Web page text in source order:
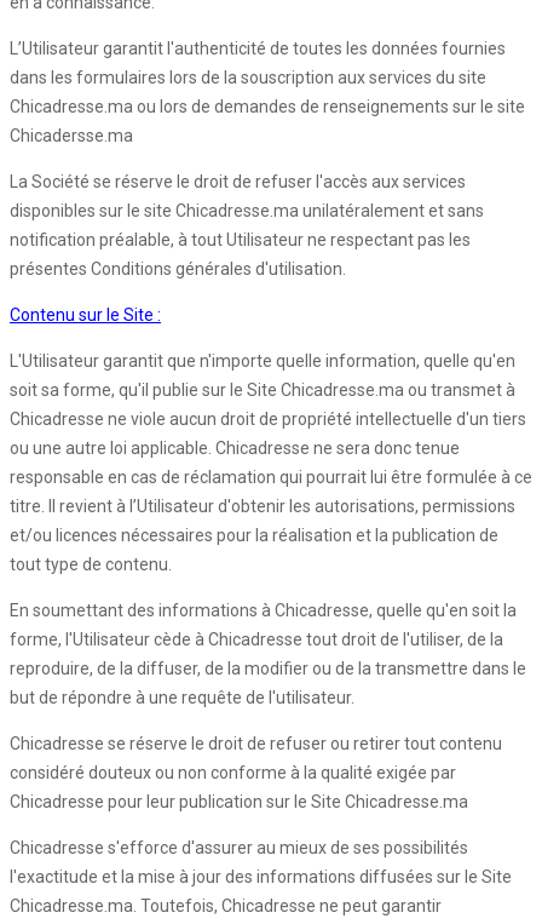
L’Utilisateur garantit l'authenticité de toutes les données fournies
dans les formulaires lors de la souscription aux services du site
Chicadresse.ma ou lors de demandes de renseignements sur le site
Chicadersse.ma
La Société se réserve le droit de refuser l'accès aux services
disponibles sur le site Chicadresse.ma unilatéralement et sans
notification préalable, à tout Utilisateur ne respectant pas les
présentes Conditions générales d'utilisation.
Contenu sur le Site :
L'Utilisateur garantit que n'importe quelle information, quelle qu'en
soit sa forme, qu'il publie sur le Site Chicadresse.ma ou transmet à
Chicadresse ne viole aucun droit de propriété intellectuelle d'un tiers
ou une autre loi applicable. Chicadresse ne sera donc tenue
responsable en cas de réclamation qui pourrait lui être formulée à ce
titre. Il revient à l’Utilisateur d'obtenir les autorisations, permissions
et/ou licences nécessaires pour la réalisation et la publication de
tout type de contenu.
En soumettant des informations à Chicadresse, quelle qu'en soit la
forme, l'Utilisateur cède à Chicadresse tout droit de l'utiliser, de la
reproduire, de la diffuser, de la modifier ou de la transmettre dans le
but de répondre à une requête de l'utilisateur.
Chicadresse se réserve le droit de refuser ou retirer tout contenu
considéré douteux ou non conforme à la qualité exigée par
Chicadresse pour leur publication sur le Site Chicadresse.ma
Chicadresse s'efforce d'assurer au mieux de ses possibilités
l'exactitude et la mise à jour des informations diffusées sur le Site
Chicadresse.ma. Toutefois, Chicadresse ne peut garantir